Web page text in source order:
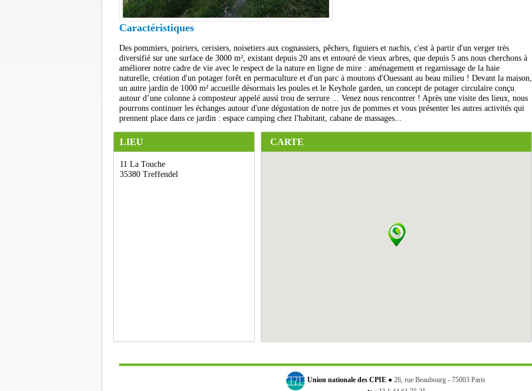
Caractéristiques
Des pommiers, poiriers, cerisiers, noisetiers aux cognassiers, pêchers, figuiers et nachis, c'est à partir d'un verger très
diversifié sur une surface de 3000 m², existant depuis 20 ans et entouré de vieux arbres, que depuis 5 ans nous cherchons à
améliorer notre cadre de vie avec le respect de la nature en ligne de mire : aménagement et regarnissage de la haie
naturelle, création d'un potager forêt en permaculture et d'un parc à moutons d'Ouessant au beau milieu ! Devant la maison,
un autre jardin de 1000 m² accueille désormais les poules et le Keyhole garden, un concept de potager circulaire conçu
autour d’une colonne à composteur appelé aussi trou de serrure ... Venez nous rencontrer ! Après une visite des lieux, nous
pourrons continuer les échanges autour d'une dégustation de notre jus de pommes et vous présenter les autres activités qui
prennent place dans ce jardin : espace camping chez l'habitant, cabane de massages...
LIEU
11 La Touche
35380 Treffendel
CARTE
Union nationale des CPIE ● 26, rue Beaubourg - 75003 Paris